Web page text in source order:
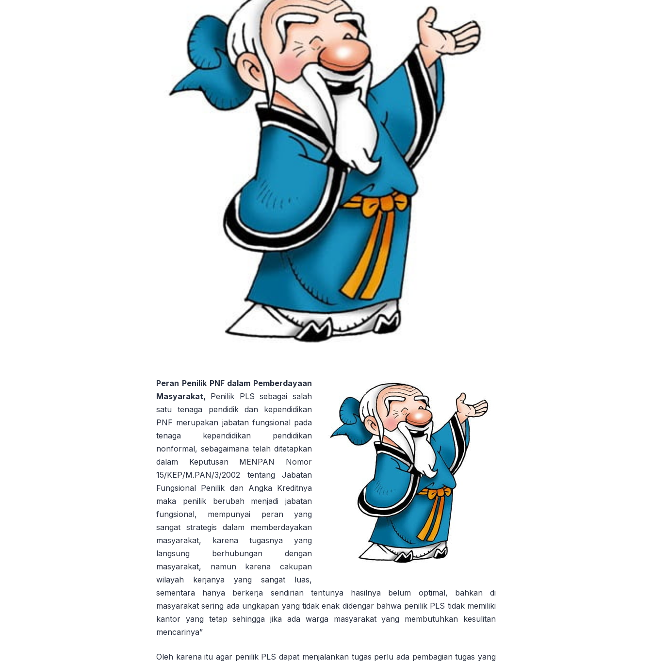
Peran Penilik PNF dalam Pemberdayaan
Masyarakat, Penilik PLS sebagai salah
satu tenaga pendidik dan kependidikan
PNF merupakan jabatan fungsional pada
tenaga kependidikan pendidikan
nonformal, sebagaimana telah ditetapkan
dalam Keputusan MENPAN Nomor
15/KEP/M.PAN/3/2002 tentang Jabatan
Fungsional Penilik dan Angka Kreditnya
maka penilik berubah menjadi jabatan
fungsional, mempunyai peran yang
sangat strategis dalam memberdayakan
masyarakat, karena tugasnya yang
langsung berhubungan dengan
masyarakat, namun karena cakupan
wilayah kerjanya yang sangat luas,
sementara hanya berkerja sendirian tentunya hasilnya belum optimal, bahkan di
masyarakat sering ada ungkapan yang tidak enak didengar bahwa penilik PLS tidak memiliki
kantor yang tetap sehingga jika ada warga masyarakat yang membutuhkan kesulitan
mencarinya”
Oleh karena itu agar penilik PLS dapat menjalankan tugas perlu ada pembagian tugas yang